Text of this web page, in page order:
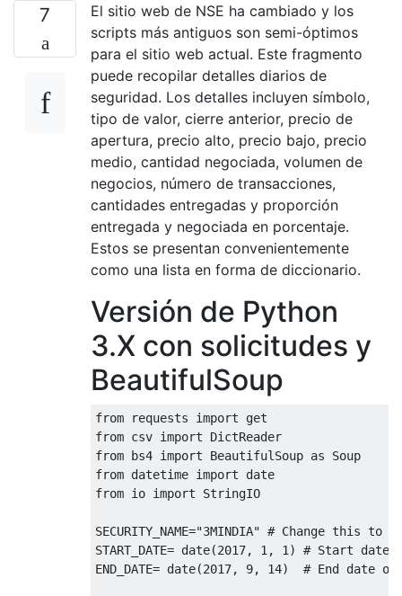
7
El sitio web de NSE ha cambiado y los
scripts más antiguos son semi-óptimos
para el sitio web actual. Este fragmento
puede recopilar detalles diarios de
seguridad. Los detalles incluyen símbolo,
tipo de valor, cierre anterior, precio de
apertura, precio alto, precio bajo, precio
medio, cantidad negociada, volumen de
negocios, número de transacciones,
cantidades entregadas y proporción
entregada y negociada en porcentaje.
Estos se presentan convenientemente
como una lista en forma de diccionario.
Versión de Python
3.X con solicitudes y
BeautifulSoup
from requests import get
from csv import
DictReader
from bs4 import BeautifulSoup as
Soup
from datetime import date
from io import StringIO
SECURITY_NAME="3MINDIA" # Change this to
START_DATE= date(2017, 1 , 1 )
# Start date of
END_DATE= date(2017, 9, 14) # End date of